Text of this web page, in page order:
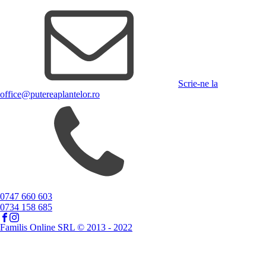
Scrie-ne la
office@putereaplantelor.ro
0747 660 603
0734 158 685
Familis Online SRL © 2013 - 2022